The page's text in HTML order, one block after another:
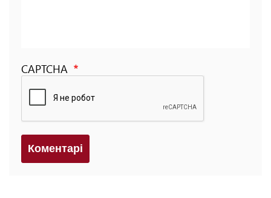
CAPTCHA
Коментарi